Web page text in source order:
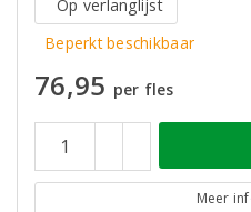
Op verlanglijst
Beperkt beschikbaar
76,95 per fles
Meer